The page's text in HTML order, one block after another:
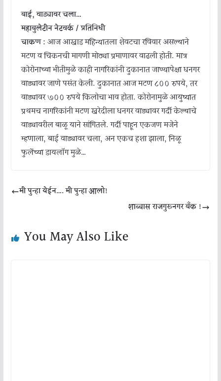
बाई, वाड्यावर चला…
महाबुलेटीन नेटवर्क / प्रतिनिधी
चाकण : आज आखाड महिन्यातला शेवटचा रविवार असल्याने
मटण व चिकनची मागणी मोठ्या प्रमाणावर वाढली होती. मात्र
कोरोनाच्या भीतीमुळे काही नागरिकांनी दुकानात जाण्यापेक्षा धनगर
वाड्यावर जाणे पसंत केली. दुकानात आज मटण ८०० रुपये, तर
वाड्यावर ७०० रुपये किलोचा भाव होता. कोरोनामुळे आयुष्यात
प्रथमच नागरिकांनी मटण खरेदीला धनगर वाड्यावर गर्दी केल्याचे
वाड्यावरील बाळू याने सांगितले. गर्दी पाहून एकजण मजेने
म्हणाला, बाई वाड्यावर चला, अन एकच हशा झाला, निळू
फुलेंच्या डायलॉग मुळे…
मी पुन्हा येईन…. मी पुन्हा आलो!
शाब्बास राजगुरूनगर बँक !
You May Also Like